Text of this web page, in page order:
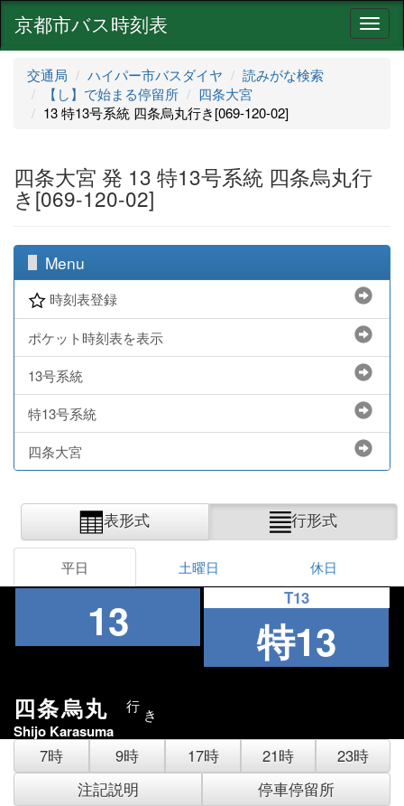
ナ
ビ
京都市バス時刻表
交通局 ハイパー市バスダイヤ
読みがな検索
【し】で始まる停留所
四条大宮
13 特13号系統 四条烏丸行き[069-120-02]
四条大宮 発 13 特13号系統 四条烏丸行
き[069-120-02]
Menu
時刻表登録
ポケット時刻表を表示
13号系統
特13号系統
四条大宮
表形式 行形式
平日 土曜日 休日
13 T13
特13
四条烏丸 行 き
Shijo Karasuma
7時 9時 17時 21時
23時
注記説明
停車停留所